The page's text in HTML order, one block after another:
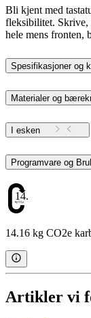
Bli kjent med
fleksibilitet. Skrive,
hele mens fronten,
Spesifikasjoner og
Materialer og
I esken
14.16
14.16 kg CO2e
Artikler vi